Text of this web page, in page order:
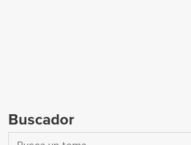
Buscador